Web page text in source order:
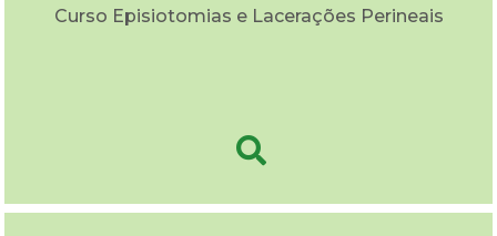
Curso Episiotomias e Lacerações Perineais